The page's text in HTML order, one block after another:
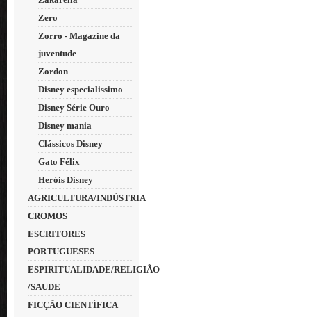
Zero
Zorro - Magazine da
juventude
Zordon
Disney especialissimo
Disney Série Ouro
Disney mania
Clássicos Disney
Gato Félix
Heróis Disney
AGRICULTURA/INDÚSTRIA
CROMOS
ESCRITORES
PORTUGUESES
ESPIRITUALIDADE/RELIGIÃO
/SAUDE
FICÇÃO CIENTÍFICA